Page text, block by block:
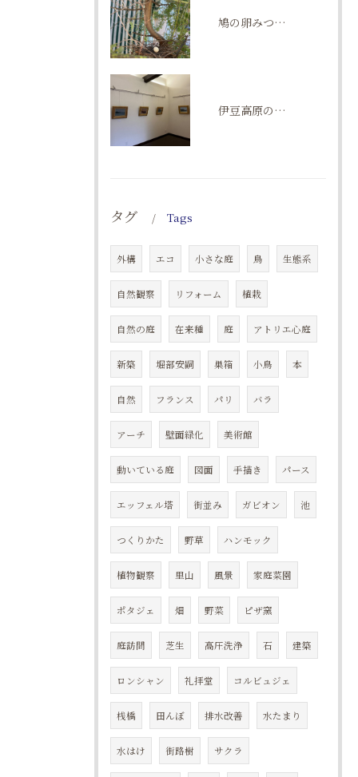
鳩の卵みつけた！
伊豆高原の五月祭。ギャラリーゆるメゾン。
タグ Tags
外構 エコ 小さな庭 鳥 生態系
自然観察 リフォーム 植栽
自然の庭 在来種 庭 アトリエ心庭
新築 堀部安嗣 巣箱 小鳥 本
自然 フランス パリ バラ
アーチ 壁面緑化 美術館
動いている庭 図面 手描き パース
エッフェル塔 街並み ガビオン 池
つくりかた 野草 ハンモック
植物観察 里山 風景 家庭菜園
ポタジェ 畑 野菜 ピザ窯
庭訪問 芝生 高圧洗浄 石 建築
ロンシャン 礼拝堂 コルビュジェ
桟橋 田んぼ 排水改善 水たまり
水はけ 街路樹 サクラ